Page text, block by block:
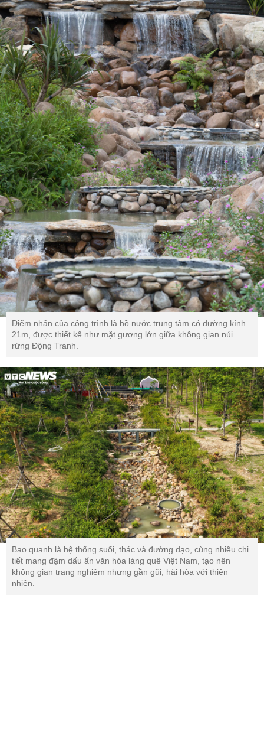
Điểm nhấn của công trình là hồ nước trung tâm có đường kính
21m, được thiết kế như mặt gương lớn giữa không gian núi
rừng Động Tranh.
Bao quanh là hệ thống suối, thác và đường dạo, cùng nhiều chi
tiết mang đậm dấu ấn văn hóa làng quê Việt Nam, tạo nên
không gian trang nghiêm nhưng gần gũi, hài hòa với thiên
nhiên.